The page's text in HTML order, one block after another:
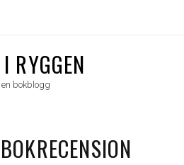
RYGGEN
en bokblogg
BOKRECENSION